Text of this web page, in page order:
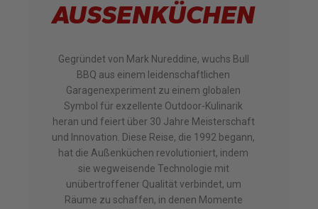
AUSSENKÜCHEN
Gegründet von Mark Nureddine, wuchs Bull
BBQ aus einem leidenschaftlichen
Garagenexperiment zu einem globalen
Symbol für exzellente Outdoor-Kulinarik
heran und feiert über 30 Jahre Meisterschaft
und Innovation. Diese Reise, die 1992 begann,
hat die Außenküchen revolutioniert, indem
sie wegweisende Technologie mit
unübertroffener Qualität verbindet, um
Räume zu schaffen, in denen Momente